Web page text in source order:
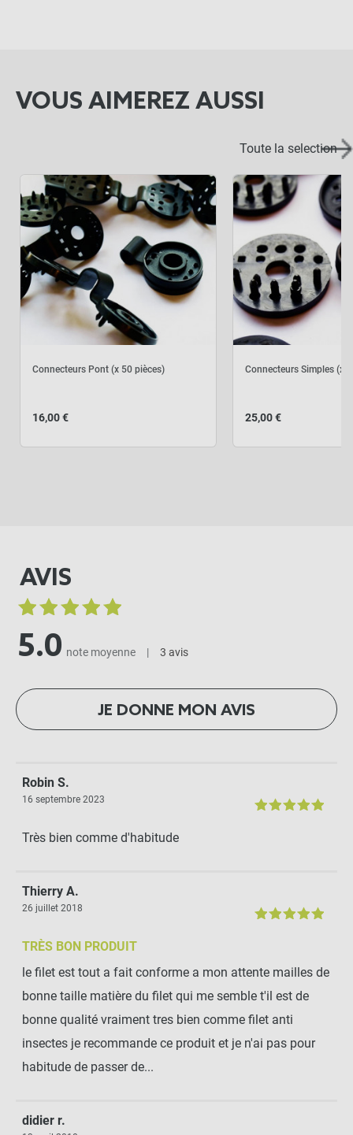
VOUS AIMEREZ AUSSI
Toute la selection
Connecteurs Pont (x 50 pièces)
16,00 €
Connecteurs Simples (x
25,00 €
AVIS
5.0 note moyenne | 3 avis
JE DONNE MON AVIS
Robin S.
16 septembre 2023
Très bien comme d'habitude
Thierry A.
26 juillet 2018
TRÈS BON PRODUIT
le filet est tout a fait conforme a mon attente mailles de
bonne taille matière du filet qui me semble t'il est de
bonne qualité vraiment tres bien comme filet anti
insectes je recommande ce produit et je n'ai pas pour
habitude de passer de...
didier r.